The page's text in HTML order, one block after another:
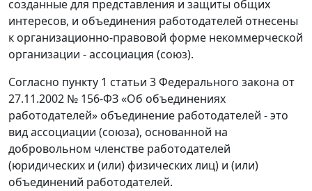
созданные для представления и защиты общих
интересов, и объединения работодателей отнесены
к организационно-правовой форме некоммерческой
организации - ассоциация (союз).
Согласно пункту 1 статьи 3 Федерального закона от
27.11.2002 № 156-ФЗ «Об объединениях
работодателей» объединение работодателей - это
вид ассоциации (союза), основанной на
добровольном членстве работодателей
(юридических и (или) физических лиц) и (или)
объединений работодателей.